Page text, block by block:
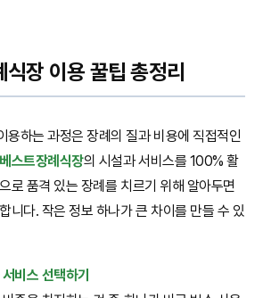
장 이용 꿀팁 총정리
용하는 과정은 장례의 질과 비용에 직접적인
스트장례식장의 시설과 서비스를 100% 활
로 품격 있는 장례를 치르기 위해 알아두면
니다. 작은 정보 하나가 큰 차이를 만들 수 있
비스 선택하기